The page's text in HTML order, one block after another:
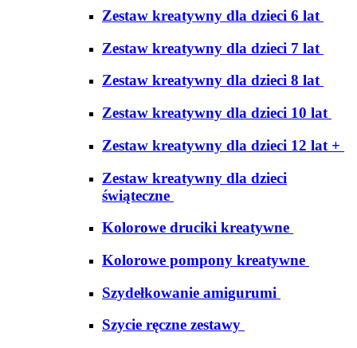
Zestaw kreatywny dla dzieci 6 lat
Zestaw kreatywny dla dzieci 7 lat
Zestaw kreatywny dla dzieci 8 lat
Zestaw kreatywny dla dzieci 10 lat
Zestaw kreatywny dla dzieci 12 lat +
Zestaw kreatywny dla dzieci
świąteczne
Kolorowe druciki kreatywne
Kolorowe pompony kreatywne
Szydełkowanie amigurumi
Szycie ręczne zestawy